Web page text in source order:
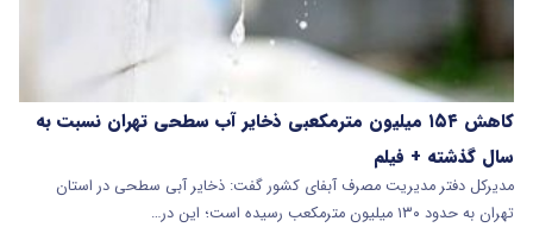
کاهش ۱۵۴ میلیون مترمکعبی ذخایر آب سطحی تهران نسبت به
سال گذشته + فیلم
مدیرکل دفتر مدیریت مصرف آبفای کشور گفت: ذخایر آبی سطحی در استان
تهران به حدود ۱۳۰ میلیون مترمکعب رسیده است؛ این در…